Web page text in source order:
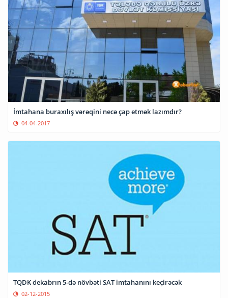
İmtahana buraxılış vərəqini necə çap etmək lazımdır?
04-04-2017
TQDK dekabrın 5-də növbəti SAT imtahanını keçirəcək
02-12-2015